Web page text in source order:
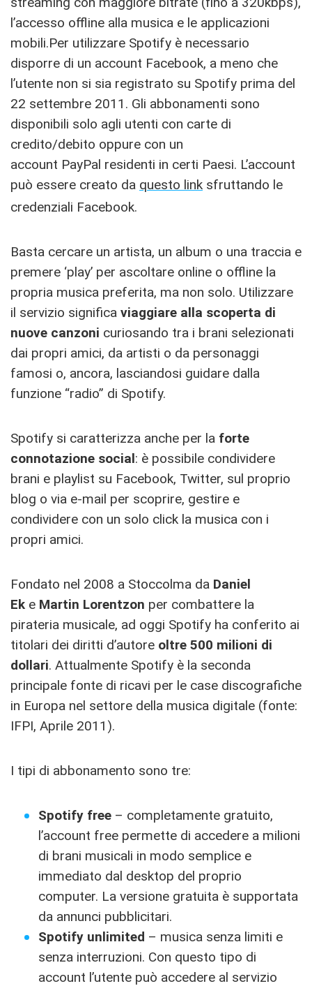
l’accesso offline alla musica e le applicazioni
mobili.Per utilizzare Spotify è necessario
disporre di un account Facebook, a meno che
l’utente non si sia registrato su Spotify prima del
22 settembre 2011. Gli abbonamenti sono
disponibili solo agli utenti con carte di
credito/debito oppure con un
account PayPal residenti in certi Paesi. L’account
può essere creato da questo link sfruttando le
credenziali Facebook.
Basta cercare un artista, un album o una traccia e
premere ‘play’ per ascoltare online o offline la
propria musica preferita, ma non solo. Utilizzare
il servizio significa viaggiare alla scoperta di
nuove canzoni curiosando tra i brani selezionati
dai propri amici, da artisti o da personaggi
famosi o, ancora, lasciandosi guidare dalla
funzione “radio” di Spotify.
Spotify si caratterizza anche per la forte
connotazione social: è possibile condividere
brani e playlist su Facebook, Twitter, sul proprio
blog o via e-mail per scoprire, gestire e
condividere con un solo click la musica con i
propri amici.
Fondato nel 2008 a Stoccolma da Daniel
Ek e Martin Lorentzon per combattere la
pirateria musicale, ad oggi Spotify ha conferito ai
titolari dei diritti d’autore oltre 500 milioni di
dollari. Attualmente Spotify è la seconda
principale fonte di ricavi per le case discografiche
in Europa nel settore della musica digitale (fonte:
IFPI, Aprile 2011).
I tipi di abbonamento sono tre:
Spotify free – completamente gratuito,
l’account free permette di accedere a milioni
di brani musicali in modo semplice e
immediato dal desktop del proprio
computer. La versione gratuita è supportata
da annunci pubblicitari.
Spotify unlimited – musica senza limiti e
senza interruzioni. Con questo tipo di
account l’utente può accedere al servizio